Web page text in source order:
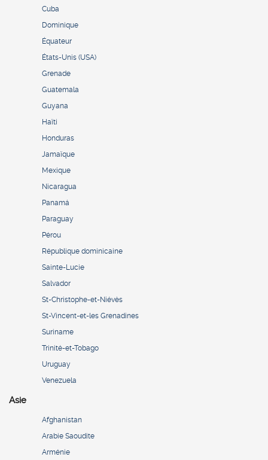
Cuba
Dominique
Équateur
États-Unis (USA)
Grenade
Guatemala
Guyana
Haïti
Honduras
Jamaïque
Mexique
Nicaragua
Panamá
Paraguay
Pérou
République dominicaine
Sainte-Lucie
Salvador
St-Christophe-et-Niévès
St-Vincent-et-les Grenadines
Suriname
Trinité-et-Tobago
Uruguay
Venezuela
Asie
Afghanistan
Arabie Saoudite
Arménie